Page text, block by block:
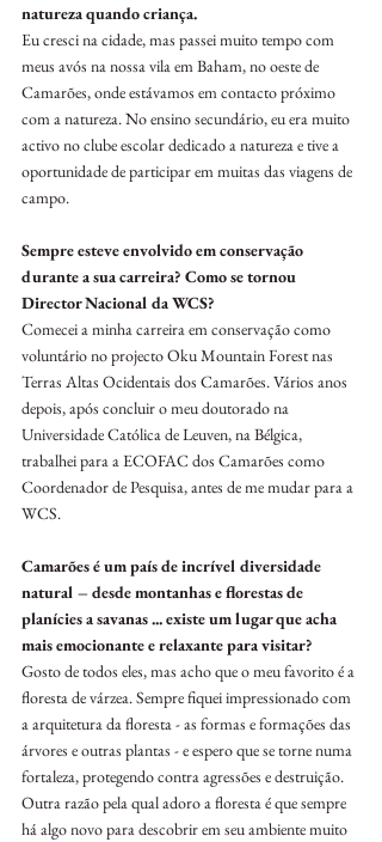
natureza quando criança.
Eu cresci na cidade, mas passei muito tempo com
meus avós na nossa vila em Baham, no oeste de
Camarões, onde estávamos em contacto próximo
com a natureza. No ensino secundário, eu era muito
activo no clube escolar dedicado a natureza e tive a
oportunidade de participar em muitas das viagens de
campo.
Sempre esteve envolvido em conservação
durante a sua carreira? Como se tornou
Director Nacional da WCS?
Comecei a minha carreira em conservação como
voluntário no projecto Oku Mountain Forest nas
Terras Altas Ocidentais dos Camarões. Vários anos
depois, após concluir o meu doutorado na
Universidade Católica de Leuven, na Bélgica,
trabalhei para a ECOFAC dos Camarões como
Coordenador de Pesquisa, antes de me mudar para a
WCS.
Camarões é um país de incrível diversidade
natural – desde montanhas e florestas de
planícies a savanas ... existe um lugar que acha
mais emocionante e relaxante para visitar?
Gosto de todos eles, mas acho que o meu favorito é a
floresta de várzea. Sempre fiquei impressionado com
a arquitetura da floresta - as formas e formações das
árvores e outras plantas - e espero que se torne numa
fortaleza, protegendo contra agressões e destruição.
Outra razão pela qual adoro a floresta é que sempre
há algo novo para descobrir em seu ambiente muito